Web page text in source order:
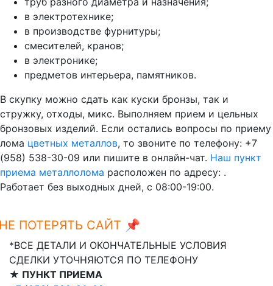
в электротехнике;
в производстве фурнитуры;
смесителей, кранов;
в электронике;
предметов интерьера, памятников.
В скупку можно сдать как куски бронзы, так и
стружку, отходы, микс. Выполняем прием и цельных
бронзовых изделий. Если остались вопросы по приему
лома цветных металлов, то звоните по телефону: +7
(958) 538-30-09 или пишите в онлайн-чат. Наш пункт
приема металлолома расположен по адресу: .
Работает без выходных дней, с 08:00-19:00.
ПОТЕРЯТЬ САЙТ 📌Ctrl+D
*ВСЕ ДЕТАЛИ И ОКОНЧАТЕЛЬНЫЕ УСЛОВИЯ
СДЕЛКИ УТОЧНЯЮТСЯ ПО ТЕЛЕФОНУ
★ ПУНКТ ПРИЕМА